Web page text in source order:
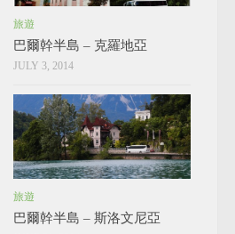
旅遊
巴爾幹半島 – 克羅地亞
JULY 3, 2014
旅遊
巴爾幹半島 – 斯洛文尼亞